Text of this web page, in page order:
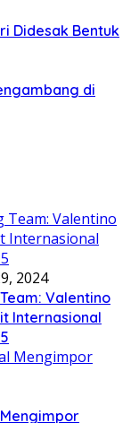
Didesak Bentuk
di
2024
Valentino
Internasional